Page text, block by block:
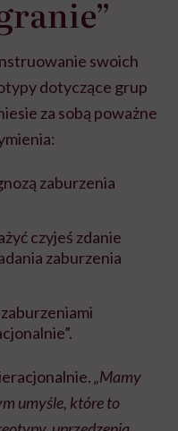
swoich
dotyczące grup
za sobą poważne
zaburzenia
czyjeś zdanie
zaburzenia
„Mamy
umyśle, które to